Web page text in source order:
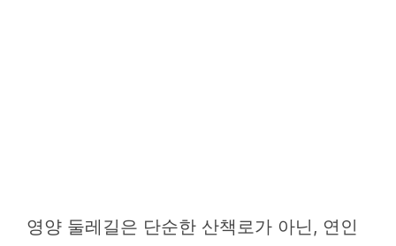
영양 둘레길은 단순한 산책로가 아닌, 연인